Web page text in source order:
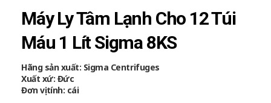
Máy Ly Tâm Lạnh Cho 12 Túi
Máu 1 Lít Sigma 8KS
Hãng sản xuất: Sigma Centrifuges
Xuất xứ: Đức
Đơn vị tính: cái